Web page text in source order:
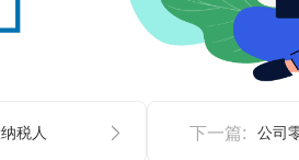
税人 下一篇: 公司